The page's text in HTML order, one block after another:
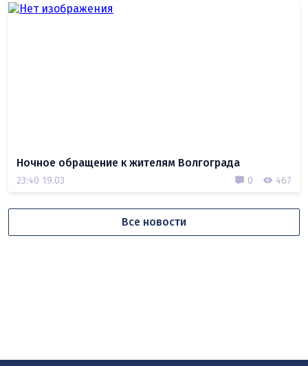
Ночное обращение к жителям Волгограда
23:40 19.03 0 467
Все новости